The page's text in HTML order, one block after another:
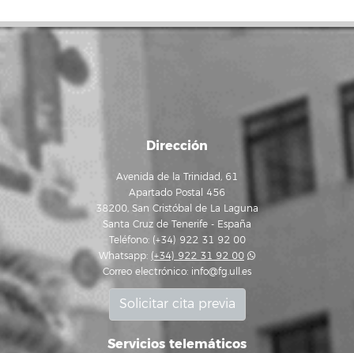
Dirección
Avenida de la Trinidad, 61
Apartado Postal 456
38200, San Cristóbal de La Laguna
Santa Cruz de Tenerife - España
Teléfono: (+34) 922 31 92 00
Whatsapp: (+34) 922 31 92 00
Correo electrónico: info@fg.ull.es
Solicitar cita previa
Servicios telemáticos